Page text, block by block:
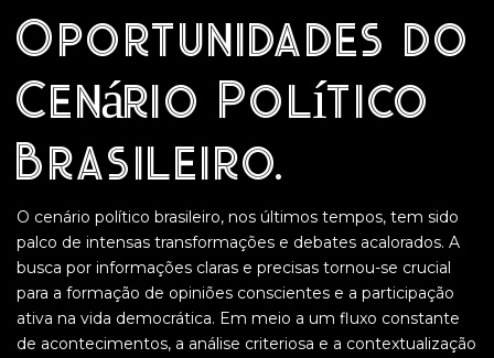
Oportunidades do
Cenário Político
Brasileiro.
O cenário político brasileiro, nos últimos tempos, tem sido
palco de intensas transformações e debates acalorados. A
busca por informações claras e precisas tornou-se crucial
para a formação de opiniões conscientes e a participação
ativa na vida democrática. Em meio a um fluxo constante
de acontecimentos, a análise criteriosa e a contextualização